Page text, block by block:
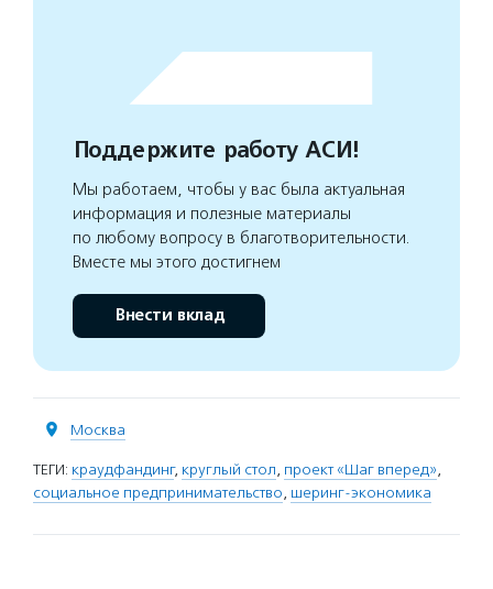
Поддержите работу АСИ!
Мы работаем, чтобы у вас была актуальная
информация и полезные материалы
по любому вопросу в благотворительности.
Вместе мы этого достигнем
Внести вклад
Москва
ТЕГИ: краудфандинг, круглый стол, проект «Шаг вперед»,
социальное предпринимательство, шеринг-экономика